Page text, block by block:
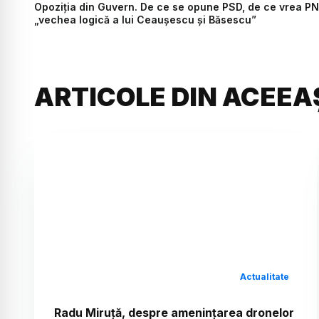
Opoziția din Guvern. De ce se opune PSD, de ce vrea
„vechea logică a lui Ceaușescu și Băsescu”
ARTICOLE DIN
Actualitate
Radu Miruță, despre amenințarea dronelor